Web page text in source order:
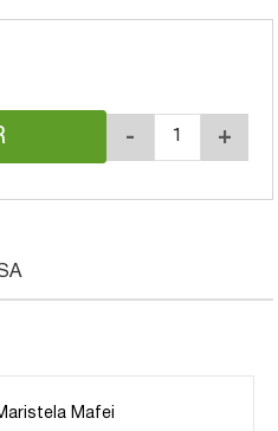
- +
Mafei